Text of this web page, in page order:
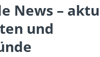
News –
und